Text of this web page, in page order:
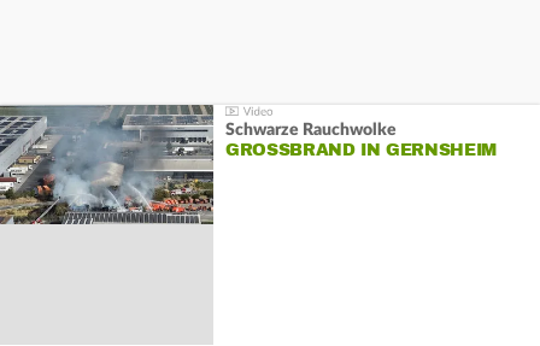
Schwarze Rauchwolke
GROSSBRAND IN GERNSHEIM